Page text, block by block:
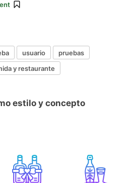
usuario
pruebas
y restaurante
estilo y concepto